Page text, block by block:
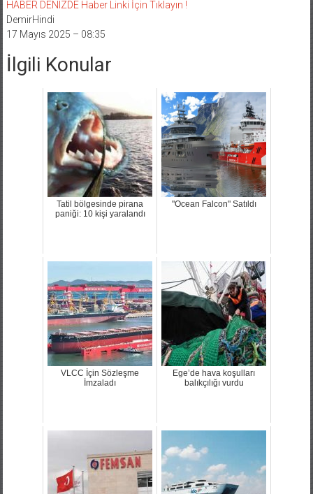
DemirHindi
17 Mayıs 2025 – 08:35
İlgili Konular
Tatil bölgesinde pirana
paniği: 10 kişi yaralandı
"Ocean Falcon" Satıldı
VLCC İçin Sözleşme
İmzaladı
Ege’de hava koşulları
balıkçılığı vurdu